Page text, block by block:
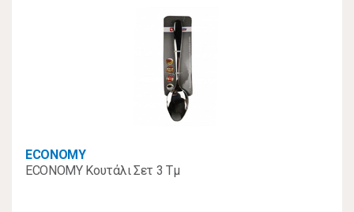
ECONOMY
ECONOMY Κουτάλι Σετ 3 Τμ